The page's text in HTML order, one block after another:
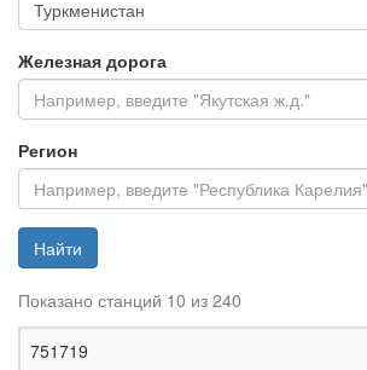
Железная дорога
Регион
Найти
Показано станций 10 из 240
751719